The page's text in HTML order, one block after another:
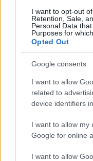
I want to opt-out
Retention, Sale,
Personal Data
Purposes for
Opted Out
Google consents
I want to allow
related to
device identifiers
I want to allow my
Google for online
I want to allow
jól használható.